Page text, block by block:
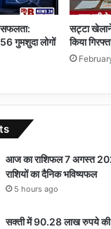
सफलता:
गुमशुदा लोगों
सट्टा
किया
आज का राशिफल 7 अगस्त
राशियों का दैनिक भविष्यफल
5 hours ago
सक्ती में 90.28 लाख रुपये की